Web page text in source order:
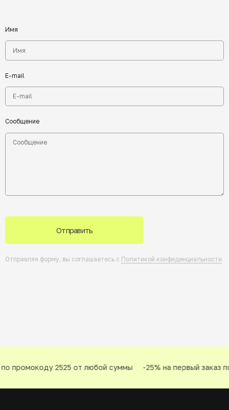
Имя
E-mail
Сообщение
Отправить
Отправляя форму, вы соглашаетесь с Политикой конфиденциальности.
промокоду 2525 от любой суммы -25% на первый заказ